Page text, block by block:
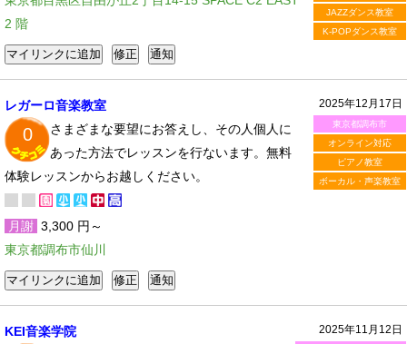
JAZZダンス教室
K-POPダンス教室
2 階
2025年12月17日
東京都調布市
オンライン対応
ピアノ教室
ボーカル・声楽教室
レガーロ音楽教室
0
さまざまな要望にお答えし、その人個人に
あった方法でレッスンを行ないます。無料
体験レッスンからお越しください。
月謝 3,300 円～
東京都調布市仙川
2025年11月12日
KEI音楽学院